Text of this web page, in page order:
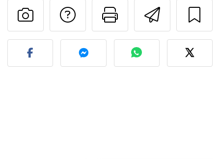
Imprimer
Poser une
Publier votre photo de